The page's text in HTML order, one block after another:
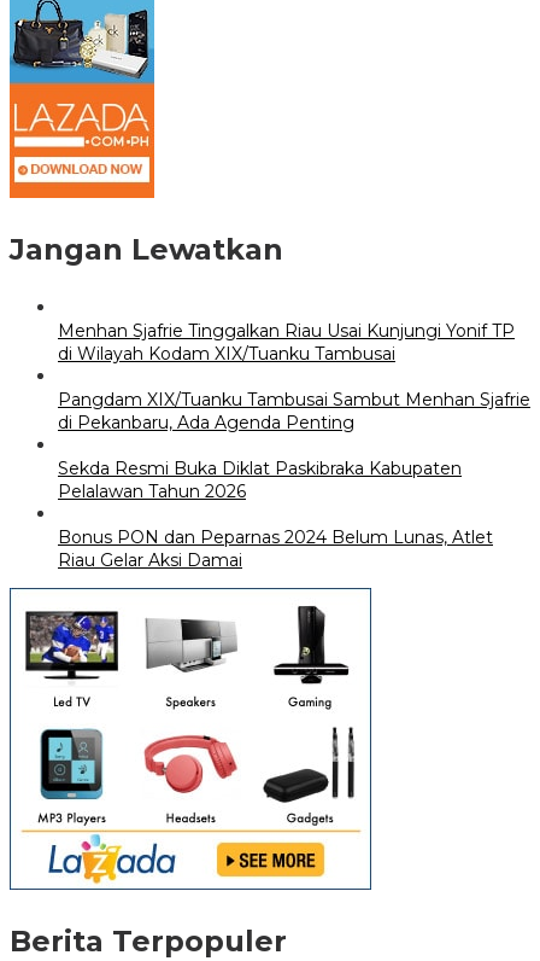
Jangan Lewatkan
Menhan Sjafrie Tinggalkan Riau Usai Kunjungi Yonif TP
di Wilayah Kodam XIX/Tuanku Tambusai
Pangdam XIX/Tuanku Tambusai Sambut Menhan Sjafrie
di Pekanbaru, Ada Agenda Penting
Sekda Resmi Buka Diklat Paskibraka Kabupaten
Pelalawan Tahun 2026
Bonus PON dan Peparnas 2024 Belum Lunas, Atlet
Riau Gelar Aksi Damai
Berita Terpopuler